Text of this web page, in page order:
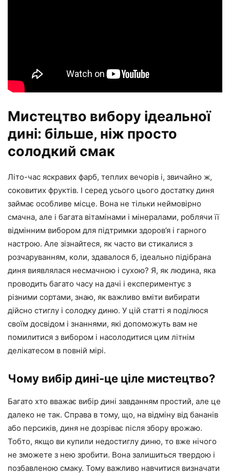
Мистецтво вибору ідеальної
дині: більше, ніж просто
солодкий смак
Літо-час яскравих фарб, теплих вечорів і, звичайно ж,
соковитих фруктів. І серед усього цього достатку диня
займає особливе місце. Вона не тільки неймовірно
смачна, але і багата вітамінами і мінералами, роблячи її
відмінним вибором для підтримки здоров’я і гарного
настрою. Але зізнайтеся, як часто ви стикалися з
розчаруванням, коли, здавалося б, ідеально підібрана
диня виявлялася несмачною і сухою? Я, як людина, яка
проводить багато часу на дачі і експериментує з
різними сортами, знаю, як важливо вміти вибирати
дійсно стиглу і солодку диню. У цій статті я поділюся
своїм досвідом і знаннями, які допоможуть вам не
помилитися з вибором і насолодитися цим літнім
делікатесом в повній мірі.
Чому вибір дині-це ціле мистецтво?
Багато хто вважає вибір дині завданням простий, але це
далеко не так. Справа в тому, що, на відміну від бананів
або персиків, диня не дозріває після збору врожаю.
Тобто, якщо ви купили недостиглу диню, то вже нічого
не зможете з нею зробити. Вона залишиться твердою і
позбавленою смаку. Тому важливо навчитися визначати